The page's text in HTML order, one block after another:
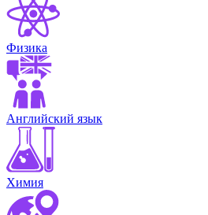
Физика
Английский язык
Химия